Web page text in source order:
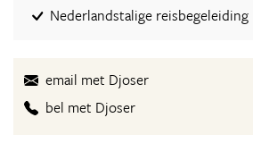
Nederlandstalige reisbegeleiding
email met Djoser
bel met Djoser